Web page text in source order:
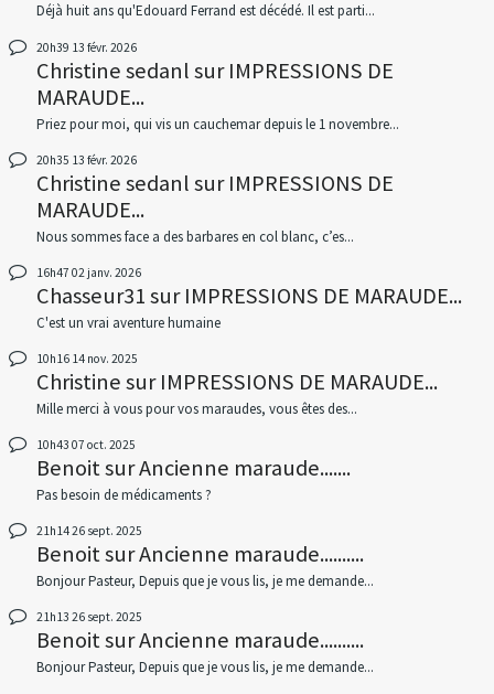
Déjà huit ans qu'Edouard Ferrand est décédé. Il est parti...
20h39 13 févr. 2026
Christine sedanlsurIMPRESSIONS DE
MARAUDE...
Priez pour moi, qui vis un cauchemar depuis le 1 novembre...
20h35 13 févr. 2026
Christine sedanlsurIMPRESSIONS DE
MARAUDE...
Nous sommes face a des barbares en col blanc, c’es...
16h47 02 janv. 2026
Chasseur31surIMPRESSIONS DE MARAUDE...
C'est un vrai aventure humaine
10h16 14 nov. 2025
ChristinesurIMPRESSIONS DE MARAUDE...
Mille merci à vous pour vos maraudes, vous êtes des...
10h43 07 oct. 2025
BenoitsurAncienne maraude.......
Pas besoin de médicaments ?
21h1426 sept. 2025
BenoitsurAncienne maraude..........
Bonjour Pasteur, Depuis que je vous lis, je me demande...
21h13 26 sept. 2025
BenoitsurAncienne maraude..........
Bonjour Pasteur, Depuis que je vous lis, je me demande...